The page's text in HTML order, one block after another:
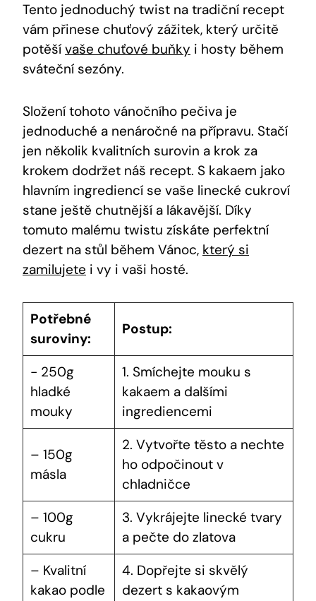
Tento jednoduchý twist na ⁢tradiční⁣ recept⁢
vám⁢ přinese​ chuťový zážitek, který určitě‍
potěší⁣ vaše chuťové buňky i hosty během
sváteční ⁤sezóny.
Složení tohoto vánočního‌ pečiva je
jednoduché a nenáročné na přípravu. ⁣Stačí‍
jen několik kvalitních surovin⁤ a krok za
krokem ​dodržet⁢ náš recept. S kakaem jako
hlavním ingrediencí‌ se vaše⁤ linecké cukroví
stane⁤ ještě chutnější a lákavější. Díky
tomuto malému​ twistu ‍získáte perfektní
dezert ​na stůl ‍během Vánoc, který si
zamilujete i vy i vaši hosté.
Potřebné
⁢suroviny:
Postup:
-‌ 250g​
hladké
mouky
1. Smíchejte mouku ⁤s
kakaem⁣ a dalšími
ingrediencemi
– 150g ​
másla
2. Vytvořte těsto a⁣ nechte‍
ho ⁢odpočinout ​v
chladničce
– 100g​
cukru
3. Vykrájejte linecké tvary‍
a⁢ pečte do zlatova
– Kvalitní
kakao podle
4. Dopřejte si ⁣skvělý
dezert s kakaovým